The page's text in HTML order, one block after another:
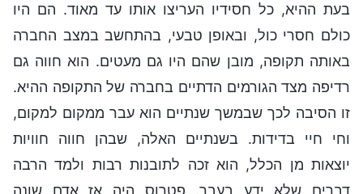
בעת ההיא, כל חסידיו העריצו אותו עד מאוד. הם היו
כולם חסרי כול, ובאופן טבעי, בהתחשב במצב החברה
באותה תקופה, מובן שהם היו גם מעטים. הוא חווה גם
רדיפה מצד הגורמים הדתיים בחברה של התקופה ההיא.
זו הסיבה לכך שבמשך שנתיים הוא עבר ממקום למקום,
וחי חיי בדידות. בשנתיים האלה, שבהן חווה חוויות
יוצאות מן הכלל, הוא זכה לתובנות רבות ולמד הרבה
דברים שלא ידע בעבר. פטרוס היה אז אדם שונה